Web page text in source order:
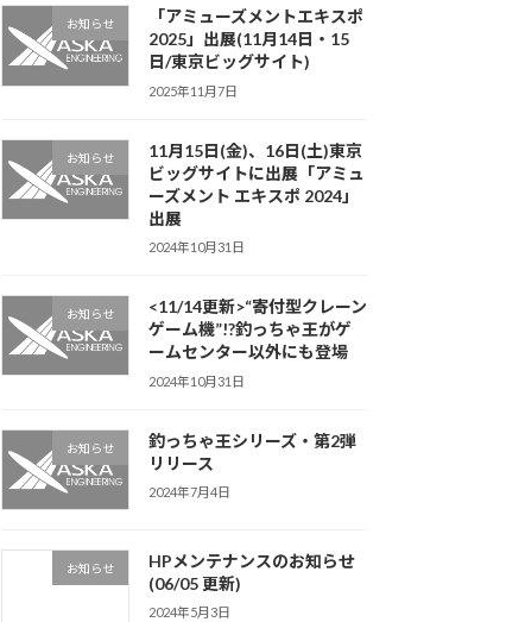
お知らせ
「アミューズメントエキスポ
2025」出展(11月14日・15
日/東京ビッグサイト)
2025年11月7日
お知らせ
11月15日(金)、16日(土)東京
ビッグサイトに出展「アミュ
ーズメント エキスポ 2024」
出展
2024年10月31日
お知らせ
<11/14更新>“寄付型クレーン
ゲーム機”!?釣っちゃ王がゲ
ームセンター以外にも登場
2024年10月31日
お知らせ
釣っちゃ王シリーズ・第2弾
リリース
2024年7月4日
お知らせ
HPメンテナンスのお知らせ
(06/05 更新)
2024年5月3日